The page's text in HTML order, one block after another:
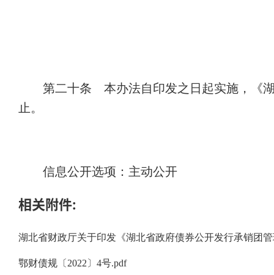
第二十条 本办法自印发之日起实施，《
止。
信息公开选项：主动公开
相关附件:
湖北省财政厅关于印发《湖北省政府债券公开发行承销团
鄂财债规〔2022〕4号.pdf